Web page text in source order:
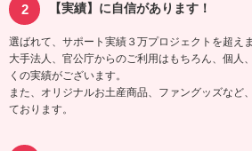
【実績】に自信があります！
選ばれて、サポート実績３万プロジェクトを超えま
大手法人、官公庁からのご利用はもちろん、個人
くの実績がございます。
また、オリジナルお土産商品、ファングッズなど
ております。